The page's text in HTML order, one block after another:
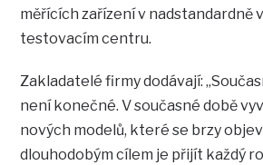
měřících zařízení v nadstandardně
testovacím centru.
Zakladatelé firmy dodávají:
není konečné. V současné době
nových modelů, které se brzy
dlouhodobým cílem je přijít každý